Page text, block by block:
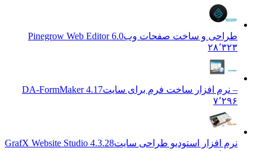
طراحی و ساخت صفحات وبPinegrow Web Editor 6.0
۲۸٬۳۲۳
– نرم افزار ساخت فرم برای سایتDA-FormMaker 4.17
نرم افزار استودیو طراحی سایت GrafX Website Studio 4.3.28